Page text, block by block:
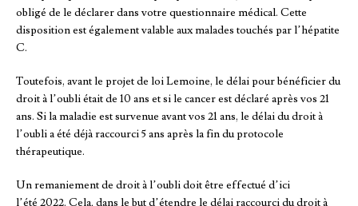
obligé de le déclarer dans votre questionnaire médical. Cette
disposition est également valable aux malades touchés par l’hépatite
C.
Toutefois, avant le projet de loi Lemoine, le délai pour bénéficier du
droit à l’oubli était de 10 ans et si le cancer est déclaré après vos 21
ans. Si la maladie est survenue avant vos 21 ans, le délai du droit à
l’oubli a été déjà raccourci 5 ans après la fin du protocole
thérapeutique.
Un remaniement de droit à l’oubli doit être effectué d’ici
l’été 2022. Cela, dans le but d’étendre le délai raccourci du droit à